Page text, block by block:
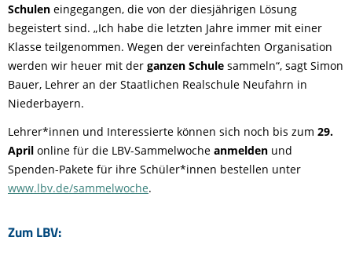
Schulen eingegangen, die von der diesjährigen Lösung
begeistert sind. „Ich habe die letzten Jahre immer mit einer
Klasse teilgenommen. Wegen der vereinfachten Organisation
werden wir heuer mit der ganzen Schule sammeln“, sagt Simon
Bauer, Lehrer an der Staatlichen Realschule Neufahrn in
Niederbayern.
Lehrer*innen und Interessierte können sich noch bis zum 29.
April online für die LBV-Sammelwoche anmelden und
Spenden-Pakete für ihre Schüler*innen bestellen unter
www.lbv.de/sammelwoche.
Zum LBV: